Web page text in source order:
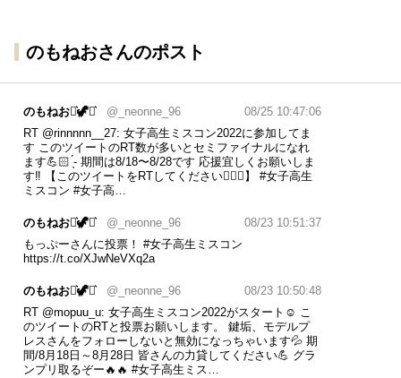
のもねおさんのポスト
のもねお⋆͛🦖⋆͛ @_neonne_96
08/25 10:47:06
RT @rinnnnn__27: 女子高生ミスコン2022に参加してま
す このツイートのRT数が多いとセミファイナルになれ
ます💪🏻 ̖́- 期間は8/18〜8/28です 応援宜しくお願いしま
す‼️ 【このツイートをRTしてください🙇🏻‍♀️】 #女子高生
ミスコン #女子高…
のもねお⋆͛🦖⋆͛ @_neonne_96
08/23 10:51:37
もっぷーさんに投票！ #女子高生ミスコン
https://t.co/XJwNeVXq2a
のもねお⋆͛🦖⋆͛ @_neonne_96
08/23 10:50:48
RT @mopuu_u: 女子高生ミスコン2022がスタート☺️ こ
のツイートのRTと投票お願いします。 鍵垢、モデルプ
レスさんをフォローしないと無効になっちゃいます💦 期
間/8月18日～8月28日 皆さんの力貸してください💪 グラ
ンプリ取るぞー🔥🔥 #女子高生ミス…